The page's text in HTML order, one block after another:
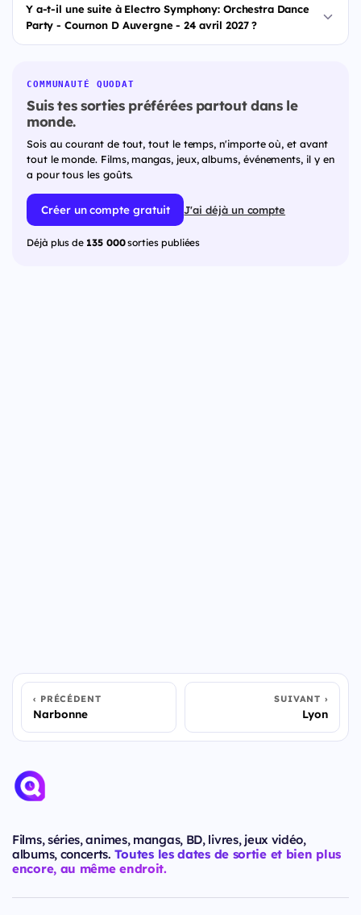
Y a-t-il une suite à Electro Symphony: Orchestra Dance
Party - Cournon D Auvergne - 24 avril 2027 ?
COMMUNAUTÉ QUODAT
Suis tes sorties préférées partout dans le
monde.
Sois au courant de tout, tout le temps, n'importe où, et avant
tout le monde. Films, mangas, jeux, albums, événements, il y en
a pour tous les goûts.
Créer un compte gratuit J'ai déjà un compte
Déjà plus de 135 000sorties publiées
PRÉCÉDENT
Narbonne
SUIVANT
Lyon
Films, séries, animes, mangas, BD, livres, jeux vidéo,
albums, concerts. Toutes les dates de sortie et bien plus
encore, au même endroit.